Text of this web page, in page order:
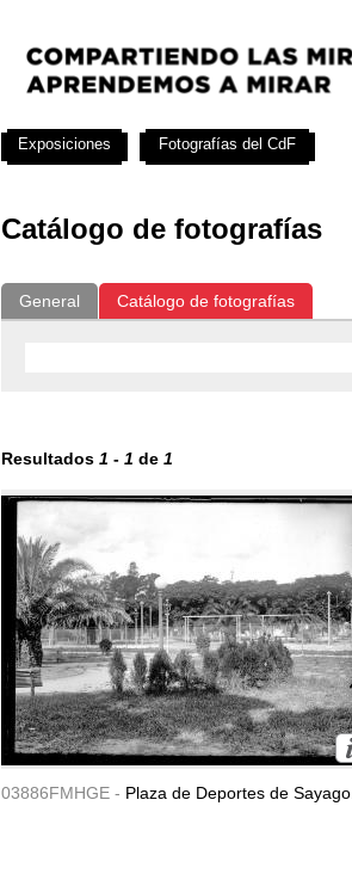
Catálogo de fotografías
General Catálogo de fotografías
Resultados 1 - 1 de 1
03886FMHGE - Plaza de Deportes de Sayago.
Exposiciones Fotografías del CdF